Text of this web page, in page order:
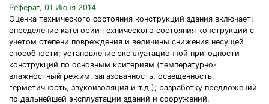
Реферат, 01 Июня 2014
Оценка технического состояния конструкций здания включает:
определение категории технического состояния конструкций с
учетом степени повреждения и величины снижения несущей
способности; установление эксплуатационной пригодности
конструкций по основным критериям (температурно-
влажностный режим, загазованность, освещенность,
герметичность, звукоизоляция и т.д.); разработку предложений
по дальнейшей эксплуатации зданий и сооружений.